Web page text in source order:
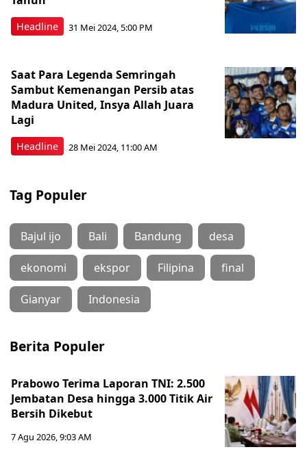
Headline 31 Mei 2024, 5:00 PM
Headline
Saat Para Legenda Semringah
Sambut Kemenangan Persib atas
Madura United, Insya Allah Juara
Lagi
28 Mei 2024, 11:00 AM
Tag Populer
Bajul ijo Bali Bandung desa
ekonomi ekspor Filipina final
Gianyar Indonesia
Berita Populer
Prabowo Terima Laporan TNI: 2.500
Jembatan Desa hingga 3.000 Titik Air
Bersih Dikebut
7 Agu 2026, 9:03 AM